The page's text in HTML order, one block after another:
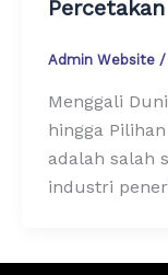
Admin Website /
Menggali
hingga
adalah salah
industri